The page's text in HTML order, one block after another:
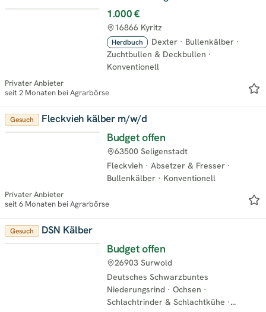
1.000 €
Herdbuch Dexter · Bullenkälber ·
Zuchtbullen & Deckbullen ·
Konventionell
16866 Kyritz
Privater Anbieter
seit 2 Monaten bei Agrarbörse
Gesuch Fleckvieh kälber m/w/d
Budget offen
Fleckvieh · Absetzer & Fresser ·
Bullenkälber · Konventionell
63500 Seligenstadt
Privater Anbieter
seit 6 Monaten bei Agrarbörse
Gesuch DSN Kälber
Budget offen
Deutsches Schwarzbuntes
Niederungsrind · Ochsen ·
Schlachtrinder & Schlachtkühe ·
26903 Surwold